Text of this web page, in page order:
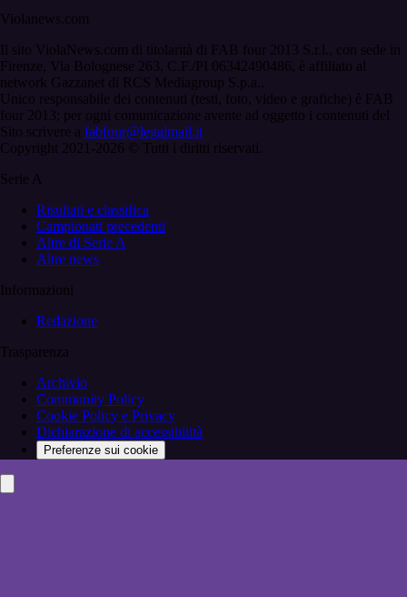
Violanews.com
Il sito ViolaNews.com di titolarità di FAB four 2013 S.r.l., con sede in
Firenze, Via Bolognese 263, C.F./PI 06342490486, è affiliato al
network Gazzanet di RCS Mediagroup S.p.a..
Unico responsabile dei contenuti (testi, foto, video e grafiche) è FAB
four 2013; per ogni comunicazione avente ad oggetto i contenuti del
Sito scrivere a fabfour@legalmail.it
Copyright 2021-2026 © Tutti i diritti riservati.
Serie A
Risultati e classifica
Campionati precedenti
Altre di Serie A
Altre news
Informazioni
Redazione
Trasparenza
Archivio
Community Policy
Cookie Policy e Privacy
Dichiarazione di accessibilità
Preferenze sui cookie